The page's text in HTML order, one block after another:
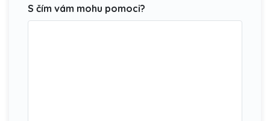
S čím vám mohu pomoci?